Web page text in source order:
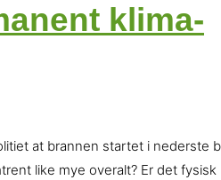
klima-
at brannen startet i nederste
like mye overalt? Er det